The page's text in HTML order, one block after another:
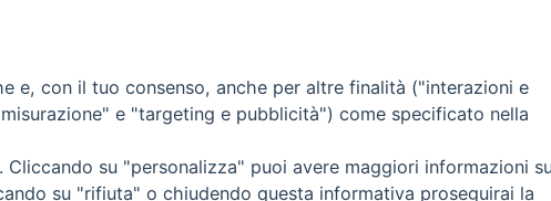
Policy
e, con il tuo consenso, anche per altre finalità ("interazioni e
e "targeting e pubblicità") come specificato nella
su "personalizza" puoi avere maggiori informazioni
su "rifiuta" o chiudendo questa informativa proseguirai la